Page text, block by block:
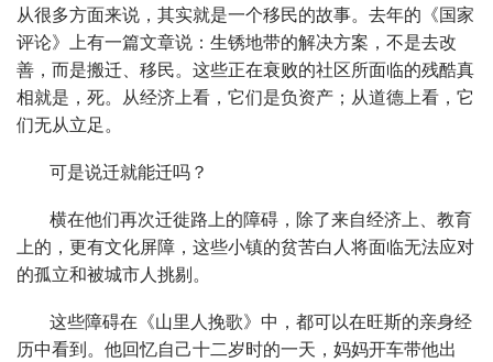
从很多方面来说，其实就是一个移民的故事。去年的《国家
评论》上有一篇文章说：生锈地带的解决方案，不是去改
善，而是搬迁、移民。这些正在衰败的社区所面临的残酷真
相就是，死。从经济上看，它们是负资产；从道德上看，它
们无从立足。
可是说迁就能迁吗？
横在他们再次迁徙路上的障碍，除了来自经济上、教育
上的，更有文化屏障，这些小镇的贫苦白人将面临无法应对
的孤立和被城市人挑剔。
这些障碍在《山里人挽歌》中，都可以在旺斯的亲身经
历中看到。他回忆自己十二岁时的一天，妈妈开车带他出